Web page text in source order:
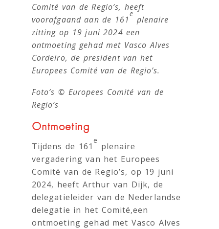
Comité van de Regio’s, heeft
voorafgaand aan de 161
e
plenaire
zitting op 19 juni 2024 een
ontmoeting gehad met Vasco Alves
Cordeiro, de president van het
Europees Comité van de Regio’s.
Foto’s © Europees Comité van de
Regio’s
Ontmoeting
Tijdens de 161
e
plenaire
vergadering van het Europees
Comité van de Regio’s, op 19 juni
2024, heeft Arthur van Dijk, de
delegatieleider van de Nederlandse
delegatie in het Comité,een
ontmoeting gehad met Vasco Alves